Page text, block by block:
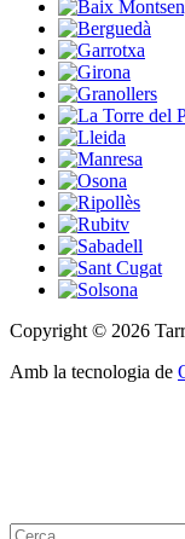
Copyright © 2026
Amb la tecnologia de